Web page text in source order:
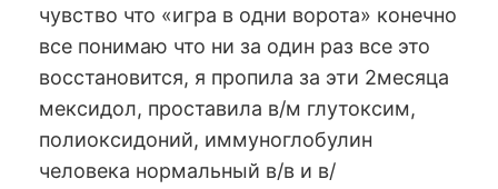
чувство что «игра в одни ворота» конечно
все понимаю что ни за один раз все это
восстановится, я пропила за эти 2месяца
мексидол, проставила в/м глутоксим,
полиоксидоний, иммуноглобулин
человека нормальный в/в и в/